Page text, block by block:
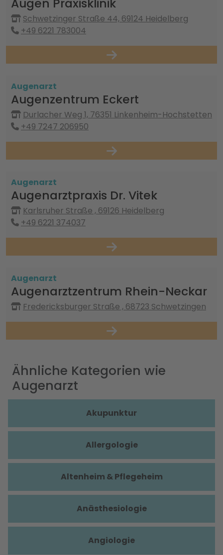
Schwetzinger Straße 44, 69124 Heidelberg
+49 6221 783004
Augenarzt
Augenzentrum Eckert
Durlacher Weg 1, 76351 Linkenheim-Hochstetten
+49 7247 206950
Augenarzt
Augenarztpraxis Dr. Vitek
Karlsruher Straße , 69126 Heidelberg
+49 6221 374037
Augenarzt
Augenarztzentrum Rhein-Neckar
Fredericksburger Straße , 68723 Schwetzingen
Ähnliche Kategorien wie
Augenarzt
Akupunktur
Allergologie
Altenheim & Pflegeheim
Anästhesiologie
Angiologie